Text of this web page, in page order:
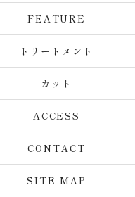
FEATURE
トリートメント
カット
ACCESS
CONTACT
SITE MAP